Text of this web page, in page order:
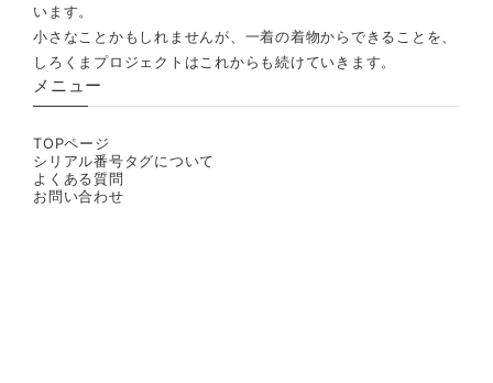
います。
小さなことかもしれませんが、一着の着物からできることを、
しろくまプロジェクトはこれからも続けていきます。
メニュー
TOPページ
シリアル番号タグについて
よくある質問
お問い合わせ